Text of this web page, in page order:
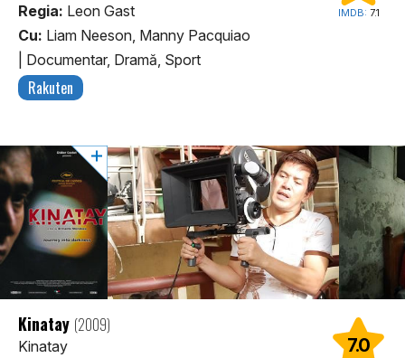
IMDB: 7.1
Regia: Leon Gast
Cu: Liam Neeson, Manny Pacquiao
Documentar, Dramă, Sport
Rakuten
7.0
Kinatay (2009)
Kinatay